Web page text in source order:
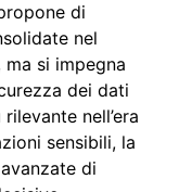
di
nel
si impegna
dei dati
nell’era
sensibili, la
di